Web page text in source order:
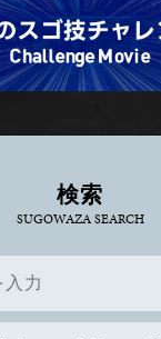
検索
SUGOWAZA SEARCH